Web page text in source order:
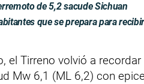
de 5,2 sacude Sichuan
que se prepara para
el Tirreno volvió a
Mw 6,1 (ML 6,2) con